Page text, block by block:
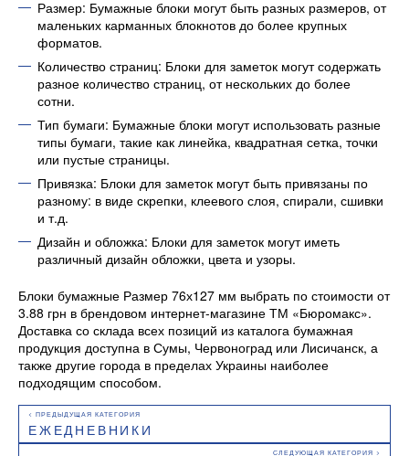
Размер: Бумажные блоки могут быть разных размеров, от
маленьких карманных блокнотов до более крупных
форматов.
Количество страниц: Блоки для заметок могут содержать
разное количество страниц, от нескольких до более
сотни.
Тип бумаги: Бумажные блоки могут использовать разные
типы бумаги, такие как линейка, квадратная сетка, точки
или пустые страницы.
Привязка: Блоки для заметок могут быть привязаны по
разному: в виде скрепки, клеевого слоя, спирали, сшивки
и т.д.
Дизайн и обложка: Блоки для заметок могут иметь
различный дизайн обложки, цвета и узоры.
Блоки бумажные Размер 76х127 мм выбрать по стоимости от
3.88 грн в брендовом интернет-магазине ТМ «Бюромакс».
Доставка со склада всех позиций из каталога бумажная
продукция доступна в Сумы, Червоноград или Лисичанск, а
также другие города в пределах Украины наиболее
подходящим способом.
ЕЖЕДНЕВНИКИ